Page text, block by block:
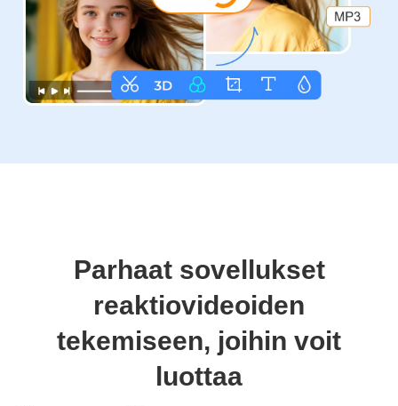
Parhaat sovellukset
reaktiovideoiden
tekemiseen, joihin voit
luottaa